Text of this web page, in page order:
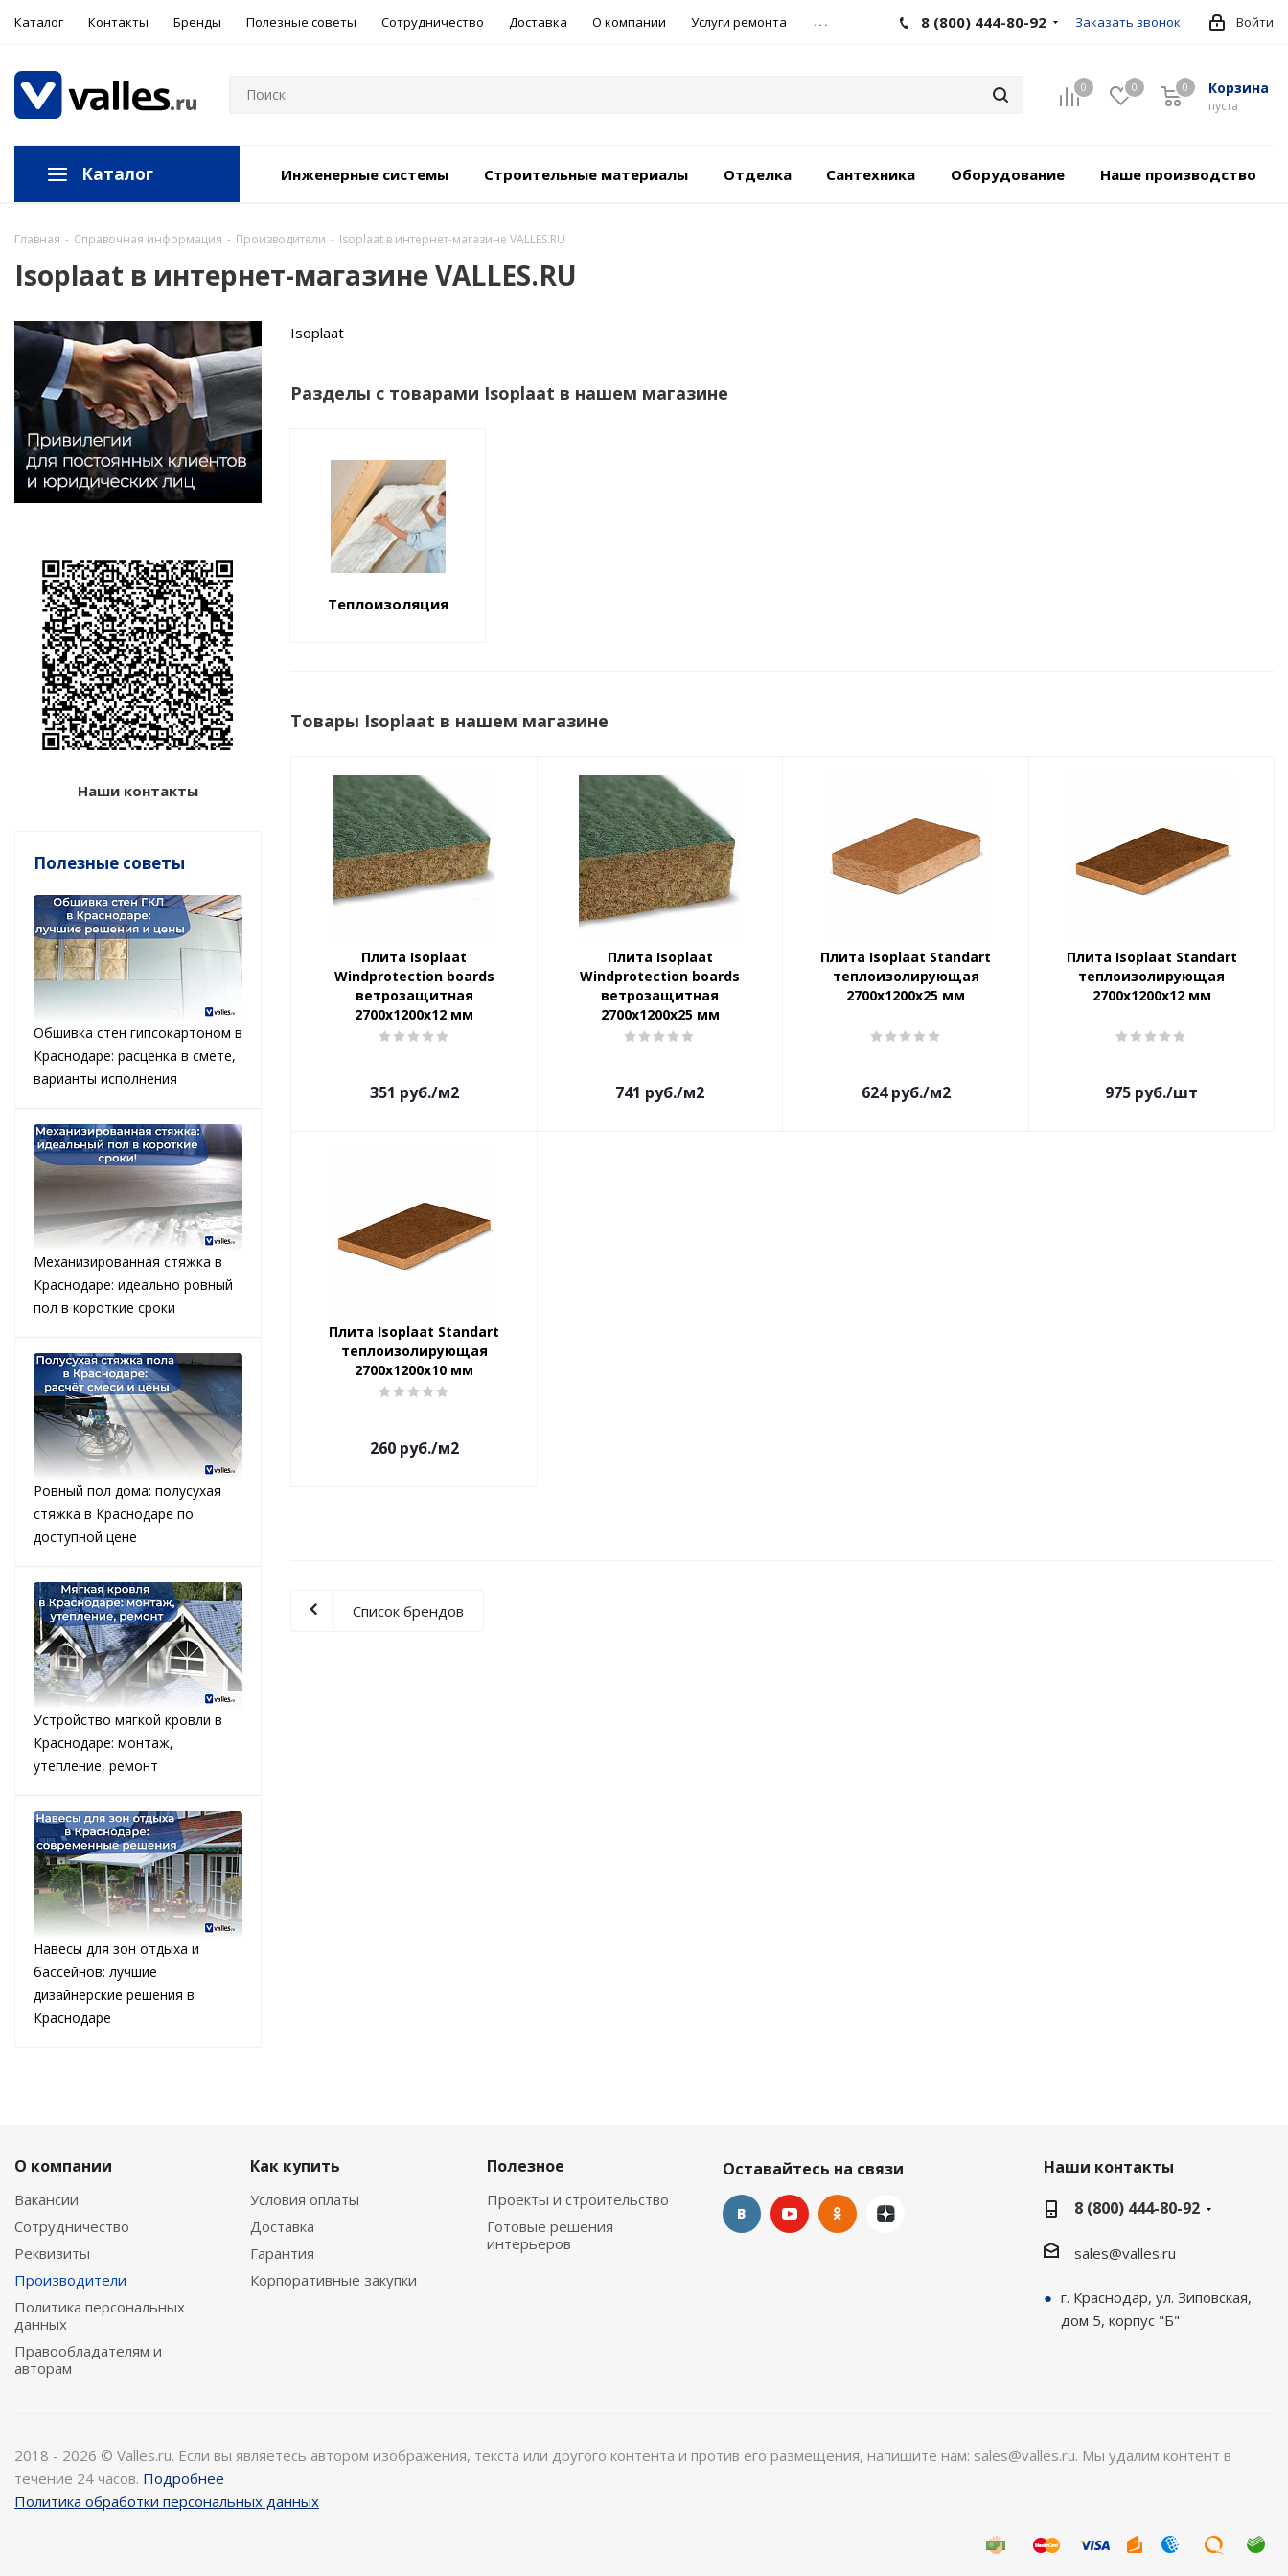
Каталог Контакты Бренды Полезные советы Сотрудничество Доставка О компании Услуги ремонта ... Войти
8 (800) 444-80-92 Заказать звонок
0 0 Корзина
пуста
0
Каталог Инженерные системы Строительные материалы Отделка Сантехника Оборудование Наше производство
Главная - Справочная информация - Производители - Isoplaat в интернет-магазине VALLES.RU
Isoplaat в интернет-магазине VALLES.RU
Isoplaat
Разделы с товарами Isoplaat в нашем магазине
Теплоизоляция
Товары Isoplaat в нашем магазине
Плита Isoplaat
Windprotection boards
ветрозащитная
2700х1200х12 мм
351 руб./м2
Плита Isoplaat
Windprotection boards
ветрозащитная
2700х1200х25 мм
741 руб./м2
Плита Isoplaat Standart
теплоизолирующая
2700x1200x25 мм
624руб./м2
Плита Isoplaat Standart
теплоизолирующая
2700x1200x12 мм
975 руб./шт
Плита Isoplaat Standart
теплоизолирующая
2700x1200x10 мм
260руб./м2
Список брендов
Наши контакты
Полезные советы
Обшивка стен гипсокартоном в
Краснодаре: расценка в смете,
варианты исполнения
Механизированная стяжка в
Краснодаре: идеально ровный
пол в короткие сроки
Ровный пол дома: полусухая
стяжка в Краснодаре по
доступной цене
Устройство мягкой кровли в
Краснодаре: монтаж,
утепление, ремонт
Навесы для зон отдыха и
бассейнов: лучшие
дизайнерские решения в
Краснодаре
О компании
Вакансии
Сотрудничество
Реквизиты
Производители
Политика персональных
данных
Правообладателям и
авторам
Как купить
Условия оплаты
Доставка
Гарантия
Корпоративные закупки
Полезное
Проекты и строительство
Готовые решения
интерьеров
Оставайтесь на связи
Наши контакты
8 (800) 444-80-92
sales@valles.ru
г. Краснодар, ул. Зиповская,
дом 5, корпус "Б"
2018 - 2026 © Valles.ru. Если вы являетесь автором изображения, текста или другого контента и против его размещения, напишите нам: sales@valles.ru. Мы удалим контент в
течение 24 часов. Подробнее
Политика обработки персональных данных